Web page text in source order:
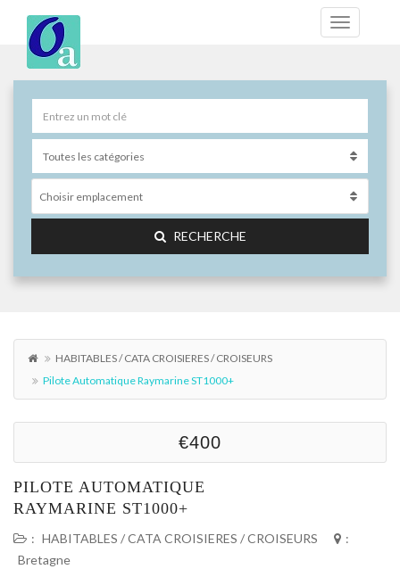
Choisir emplacement
RECHERCHE
HABITABLES / CATA CROISIERES / CROISEURS
Pilote Automatique Raymarine ST1000+
€400
PILOTE AUTOMATIQUE
RAYMARINE ST1000+
: HABITABLES / CATA CROISIERES / CROISEURS
:
Bretagne